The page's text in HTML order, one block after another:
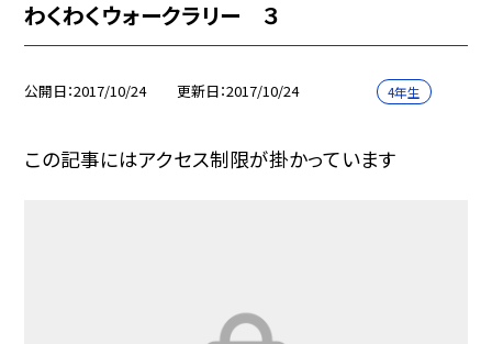
わくわくウォークラリー ３
公開日 2017/10/24 更新日 2017/10/24 4年生
この記事にはアクセス制限が掛かっています